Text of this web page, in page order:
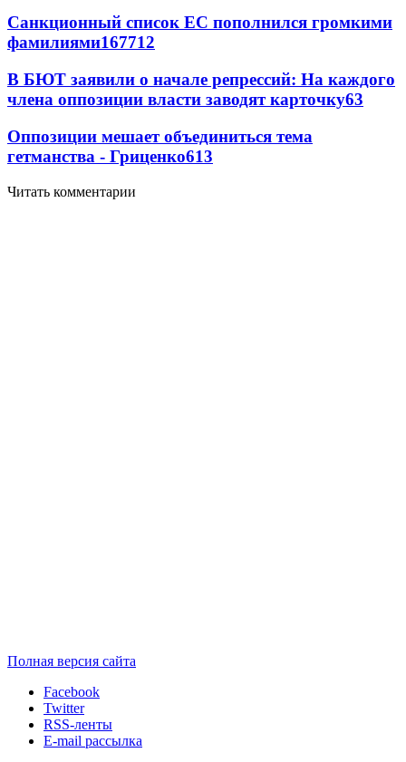
Санкционный список ЕС пополнился громкими
фамилиями167712
В БЮТ заявили о начале репрессий: На каждого
члена оппозиции власти заводят карточку63
Оппозиции мешает объединиться тема
гетманства - Гриценко613
Читать комментарии
Полная версия сайта
Facebook
Twitter
RSS-ленты
E-mail рассылка